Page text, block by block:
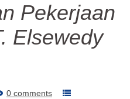
Pekerjaan
Elsewedy
0 comments